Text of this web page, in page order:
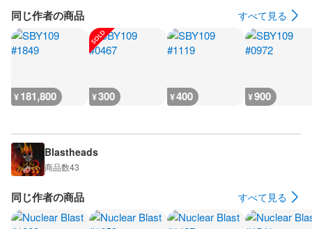
同じ作者の商品 すべて見る
¥181,800 ¥300 ¥400 ¥900
Blastheads
商品数43
同じ作者の商品 すべて見る